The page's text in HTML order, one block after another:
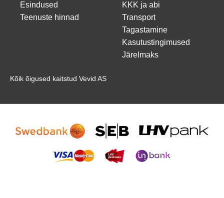
Esindused
Teenuste hinnad
KKK ja abi
Transport
Tagastamine
Kasutustingimused
Järelmaks
Kõik õigused kaitstud Vevid AS